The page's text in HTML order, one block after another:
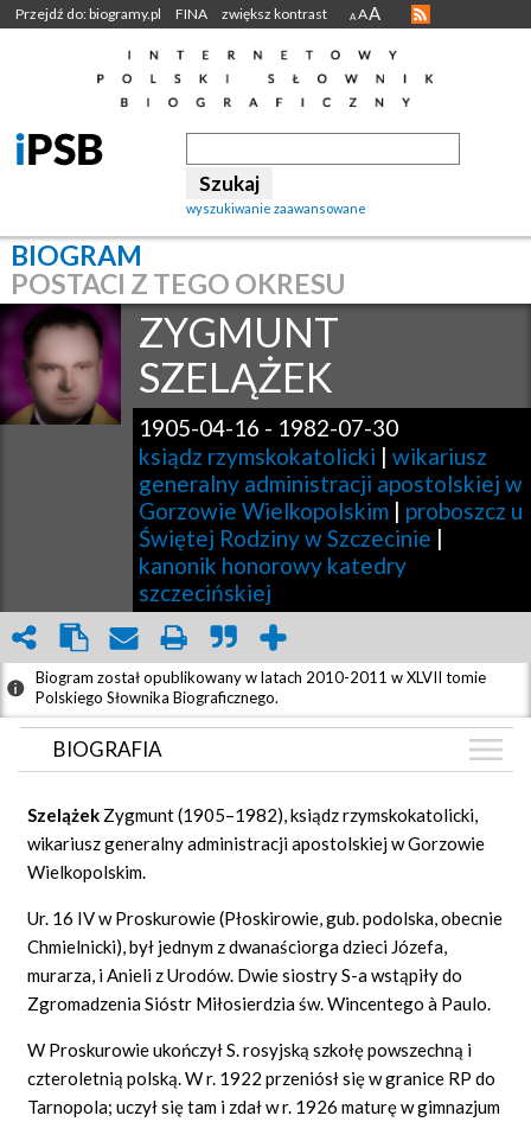
Przejdź do: biogramy.pl FINA zwiększ kontrast A AA
wyszukiwanie zaawansowane
BIOGRAM
POSTACI Z TEGO OKRESU
ZYGMUNT
SZELĄŻEK
1905-04-16 - 1982-07-30
ksiądz rzymskokatolicki | wikariusz
generalny administracji apostolskiej w
Gorzowie Wielkopolskim | proboszcz u
Świętej Rodziny w Szczecinie |
kanonik honorowy katedry
szczecińskiej
Biogram został opublikowany w latach 2010-2011 w XLVII tomie
Polskiego Słownika Biograficznego.
BIOGRAFIA
GRAF POWIĄZAŃ
DYSKUSJA
Mapa
Szelążek Zygmunt (1905–1982), ksiądz rzymskokatolicki,
wikariusz generalny administracji apostolskiej w Gorzowie
Wielkopolskim.
Ur. 16 IV w Proskurowie (Płoskirowie, gub. podolska, obecnie
Chmielnicki), był jednym z dwanaściorga dzieci Józefa,
murarza, i Anieli z Urodów. Dwie siostry S-a wstąpiły do
Zgromadzenia Sióstr Miłosierdzia św. Wincentego à Paulo.
W Proskurowie ukończył S. rosyjską szkołę powszechną i
czteroletnią polską. W r. 1922 przeniósł się w granice RP do
Tarnopola; uczył się tam i zdał w r. 1926 maturę w gimnazjum